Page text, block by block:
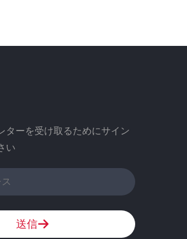
ターを受け取るためにサイン
い
送信